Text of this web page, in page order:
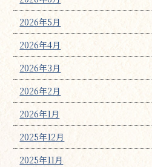
2026年5月
2026年4月
2026年3月
2026年2月
2026年1月
2025年12月
2025年11月